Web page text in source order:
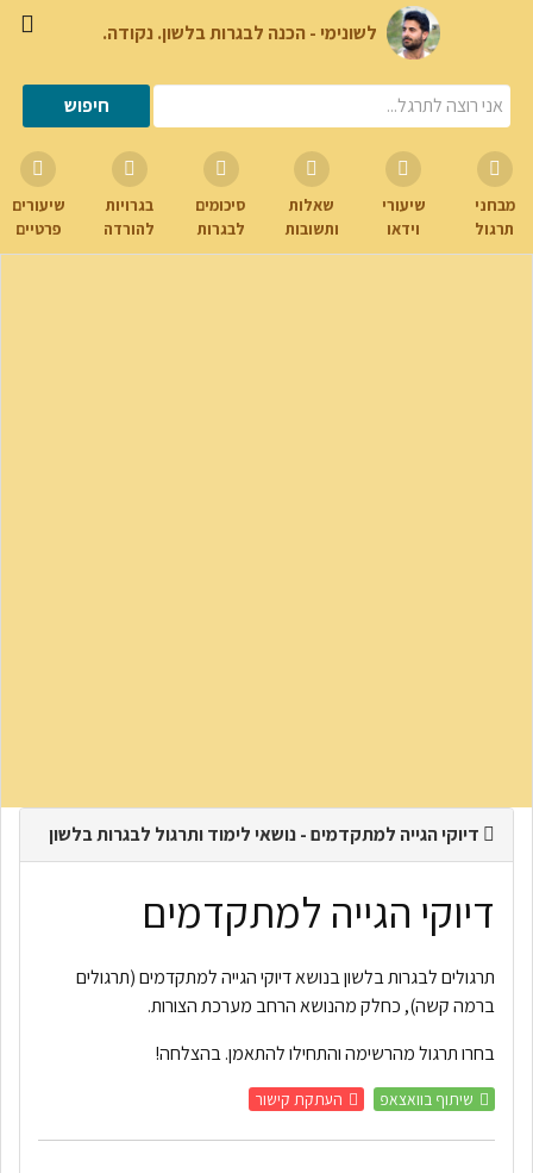
לשונימי - הכנה לבגרות בלשון. נקודה.
מבחני
תרגול
שיעורי
וידאו
שאלות
ותשובות
סיכומים
לבגרות
בגרויות
להורדה
שיעורים
פרטיים
דיוקי הגייה למתקדמים - נושאי לימוד ותרגול לבגרות בלשון
דיוקי הגייה למתקדמים
תרגולים לבגרות בלשון בנושא דיוקי הגייה למתקדמים (תרגולים
ברמה קשה), כחלק מהנושא הרחב מערכת הצורות.
בחרו תרגול מהרשימה והתחילו להתאמן. בהצלחה!
שיתוף בוואצאפ העתקת קישור